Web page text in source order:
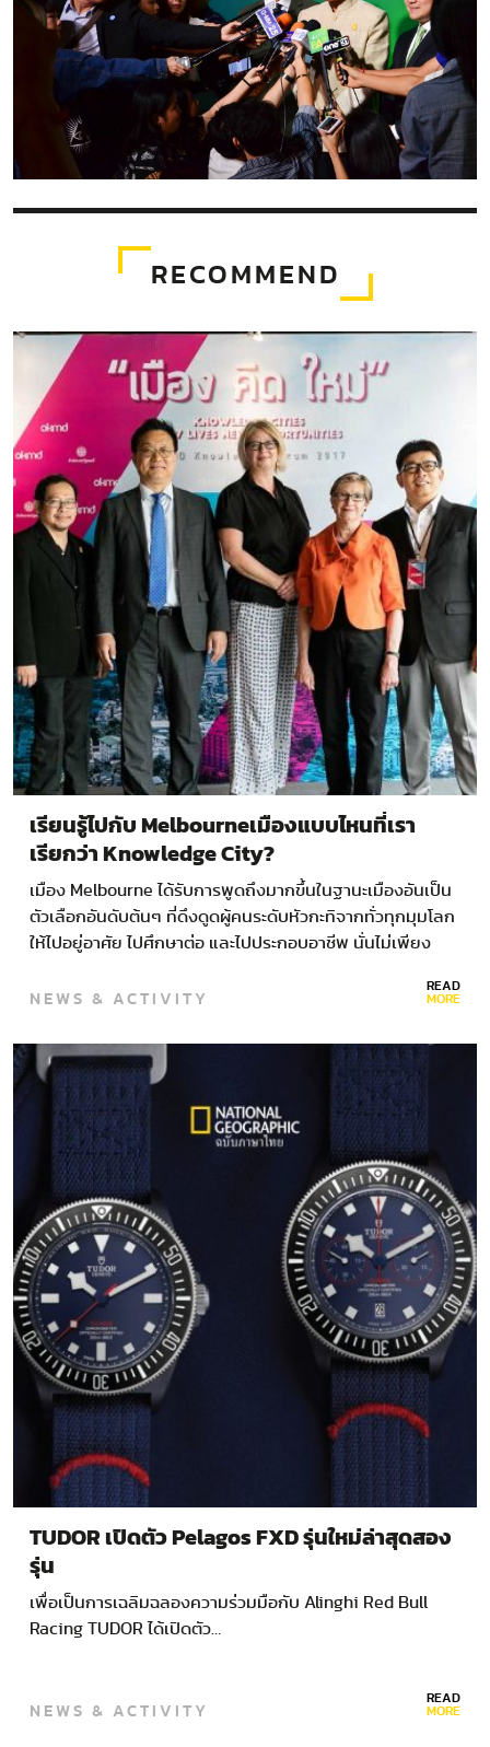
RECOMMEND
เรียนรู้ไปกับ Melbourneเมืองแบบไหนที่เรา
เรียกว่า Knowledge City?
เมือง Melbourne ได้รับการพูดถึงมากขึ้นในฐานะเมืองอันเป็น
ตัวเลือกอันดับต้นๆ ที่ดึงดูดผู้คนระดับหัวกะทิจากทั่วทุกมุมโลก
ให้ไปอยู่อาศัย ไปศึกษาต่อ และไปประกอบอาชีพ นั่นไม่เพียง
NEWS & ACTIVITY READ
MORE
TUDOR เปิดตัว Pelagos FXD รุ่นใหม่ล่าสุดสอง
รุ่น
เพื่อเป็นการเฉลิมฉลองความร่วมมือกับ Alinghi Red Bull
Racing TUDOR ได้เปิดตัว…
NEWS & ACTIVITY READ
MORE